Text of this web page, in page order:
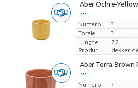
Aber Ochre-
??? -,--
Prezzo x uno
Numero ?
Totale:
?
7,2
Produttore
dekker
Aber Terra-Brown
??? -,--
Prezzo x uno
Numero ?